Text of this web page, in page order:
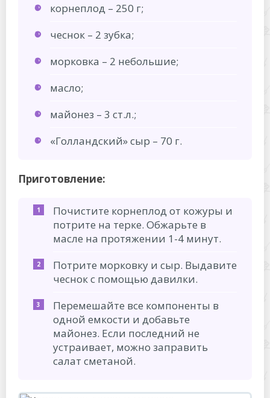
корнеплод – 250 г;
чеснок – 2 зубка;
морковка – 2 небольшие;
масло;
майонез – 3 ст.л.;
«Голландский» сыр – 70 г.
Приготовление:
Почистите корнеплод от кожуры и
потрите на терке. Обжарьте в
масле на протяжении 1-4 минут.
Потрите морковку и сыр. Выдавите
чеснок с помощью давилки.
Перемешайте все компоненты в
одной емкости и добавьте
майонез. Если последний не
устраивает, можно заправить
салат сметаной.